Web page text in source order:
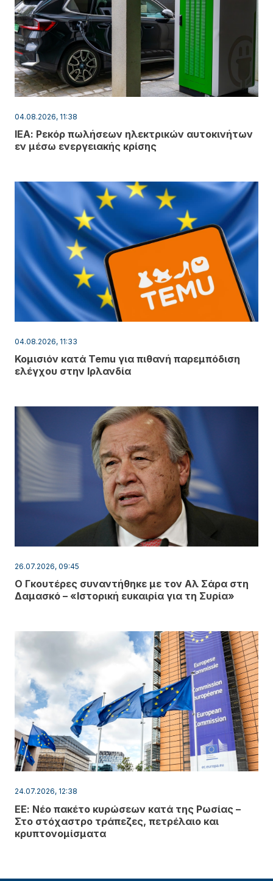
04.08.2026, 11:38
ΙΕΑ: Ρεκόρ πωλήσεων ηλεκτρικών αυτοκινήτων
εν μέσω ενεργειακής κρίσης
04.08.2026, 11:33
Κομισιόν κατά Temu για πιθανή παρεμπόδιση
ελέγχου στην Ιρλανδία
26.07.2026, 09:45
Ο Γκουτέρες συναντήθηκε με τον Αλ Σάρα στη
Δαμασκό – «Ιστορική ευκαιρία για τη Συρία»
24.07.2026, 12:38
ΕΕ: Νέο πακέτο κυρώσεων κατά της Ρωσίας –
Στο στόχαστρο τράπεζες, πετρέλαιο και
κρυπτονομίσματα